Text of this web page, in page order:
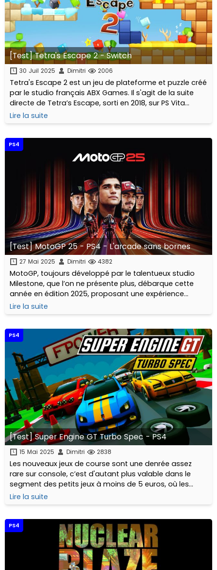
[Test] Tetra's Escape 2 - Switch
30 Juil 2025 Dimitri 2006
Tetra's Escape 2 est un jeu de plateforme et puzzle créé
par le studio français ABX Games. Il s'agit de la suite
directe de Tetra’s Escape, sorti en 2018, sur PS Vita
notamment... Dis donc, cela ne nous rajeunit pas tout
ça !
Lire la suite
PS4
[Test] MotoGP 25 - PS4 - L'arcade sans bornes
27 Mai 2025 Dimitri 4382
MotoGP, toujours développé par le talentueux studio
Milestone, que l’on ne présente plus, débarque cette
année en édition 2025, proposant une expérience
symétrique avec la réalité du championnat MotoGP
2025 !
Lire la suite
PS4
[Test] Super Engine GT Turbo Spec - PS4
15 Mai 2025 Dimitri 2838
Les nouveaux jeux de course sont une denrée assez
rare sur console, c’est d'autant plus valable dans le
segment des petits jeux à moins de 5 euros, où les
éditeurs comme Ratalaika Games et Eastasiasoft
proposent beaucoup plus régulièrement...
Lire la suite
PS4